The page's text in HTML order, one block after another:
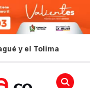
y el Tolima